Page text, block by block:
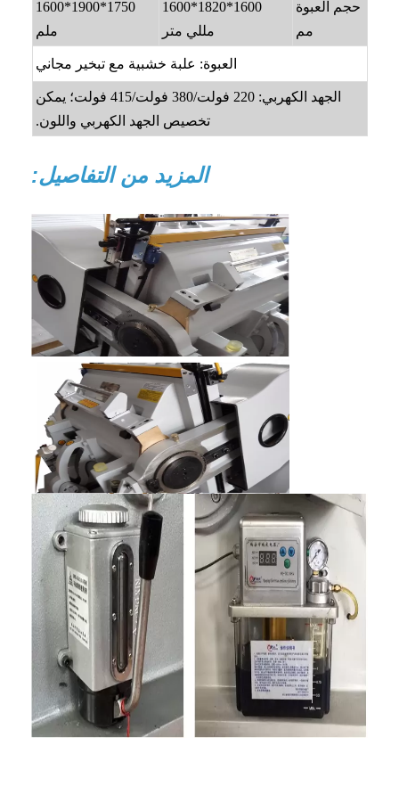
حجم العبوة
مم
1600*1820*1600
مللي متر
1750*1900*1600
ملم
العبوة: علبة خشبية مع تبخير مجاني
الجهد الكهربي: 220 فولت/380 فولت/415 فولت؛ يمكن
تخصيص الجهد الكهربي واللون.
المزيد من التفاصيل: